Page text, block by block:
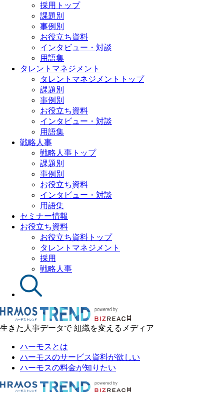
採用トップ
課題別
事例別
お役立ち資料
インタビュー・対談
用語集
タレントマネジメント
タレントマネジメントトップ
課題別
事例別
お役立ち資料
インタビュー・対談
用語集
戦略人事
戦略人事トップ
課題別
事例別
お役立ち資料
インタビュー・対談
用語集
セミナー情報
お役立ち資料
お役立ち資料トップ
タレントマネジメント
採用
戦略人事
生きた人事データで 組織を変えるメディア
ハーモスとは
ハーモスのサービス資料が欲しい
ハーモスの料金が知りたい